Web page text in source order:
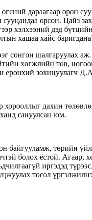
дараагаар орон
орсон. Цайз
хэлхээний дэд
хашаа хайс
сонгон шалгаруулах
хөгжлийн төв,
ерөнхий зохицуулагч
дахин
сануулсан юм.
байгууламж, төрийн
болох ёстой.
иргэдэд
төсөл